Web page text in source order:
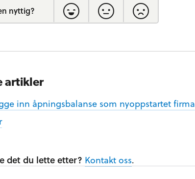
nyttig?
artikler
inn åpningsbalanse som nyoppstartet firma
det du lette etter? Kontakt oss.